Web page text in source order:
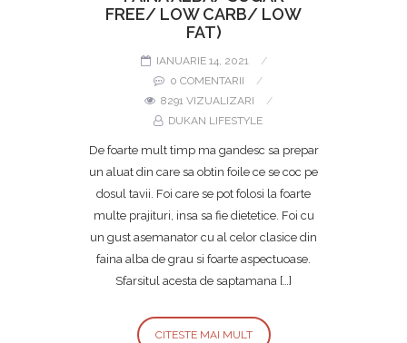
FREE/ LOW CARB/ LOW
FAT)
IANUARIE 14, 2021
0 COMENTARII
8291 VIZUALIZARI
DUKAN LIFESTYLE
De foarte mult timp ma gandesc sa prepar
un aluat din care sa obtin foile ce se coc pe
dosul tavii. Foi care se pot folosi la foarte
multe prajituri, insa sa fie dietetice. Foi cu
un gust asemanator cu al celor clasice din
faina alba de grau si foarte aspectuoase.
Sfarsitul acesta de saptamana […]
CITESTE MAI MULT